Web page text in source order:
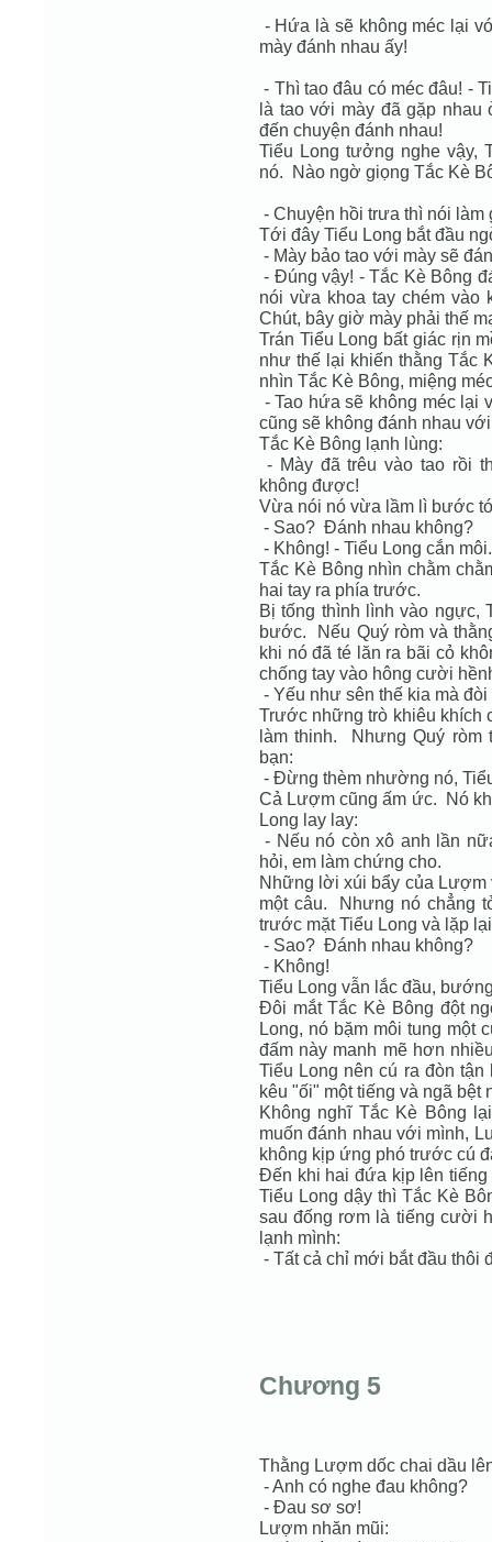
- Hứa là sẽ không méc lại
mày đánh nhau ấy!
- Thì tao đâu có méc đâu! -
là tao với mày đã gặp
đến chuyện đánh nhau!
Tiểu Long tưởng nghe vậy,
nó. Nào ngờ giọng Tắc Kè
- Chuyện hồi trưa thì nói
Tới đây Tiểu Long bắt đầu
- Mày bảo tao với mày sẽ
- Đúng vậy! - Tắc Kè Bông
nói vừa khoa tay chém vào
Chút, bây giờ mày phải thế
Trán Tiểu Long bất giác rịn
như thế lại khiến thằng Tắc
nhìn Tắc Kè Bông, miệng
- Tao hứa sẽ không méc lại
cũng sẽ không đánh nhau
Tắc Kè Bông lạnh lùng:
- Mày đã trêu vào tao rồi
không được!
Vừa nói nó vừa lầm lì bước
- Sao? Đánh nhau không?
- Không! - Tiểu Long cắn môi.
Tắc Kè Bông nhìn chằm
hai tay ra phía trước.
Bị tống thình lình vào ngực,
bước. Nếu Quý ròm và
khi nó đã té lăn ra bãi cỏ
chống tay vào hông cười
- Yếu như sên thế kia mà
Trước những trò khiêu khích
làm thinh. Nhưng Quý ròm
bạn:
- Đừng thèm nhường nó,
Cả Lượm cũng ấm ức. Nó
Long lay lay:
- Nếu nó còn xô anh lần
hỏi, em làm chứng cho.
Những lời xúi bẩy của Lượm
một câu. Nhưng nó chẳng
trước mặt Tiểu Long và lặp
- Sao? Đánh nhau không?
- Không!
Tiểu Long vẫn lắc đầu,
Đôi mắt Tắc Kè Bông đột
Long, nó bặm môi tung một
đấm này manh mẽ hơn
Tiểu Long nên cú ra đòn
kêu "ối" một tiếng và ngã bệt
Không nghĩ Tắc Kè Bông
muốn đánh nhau với mình,
không kịp ứng phó trước cú
Đến khi hai đứa kịp lên
Tiểu Long dậy thì Tắc Kè
sau đống rơm là tiếng cười
lạnh mình:
- Tất cả chỉ mới bắt đầu thôi
Chương 5
Thằng Lượm dốc chai dầu
- Anh có nghe đau không?
- Đau sơ sơ!
Lượm nhăn mũi: